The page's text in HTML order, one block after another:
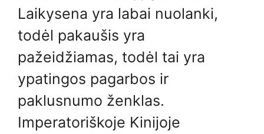
Laikysena yra labai nuolanki,
todėl pakaušis yra
pažeidžiamas, todėl tai yra
ypatingos pagarbos ir
paklusnumo ženklas.
Imperatoriškoje Kinijoje